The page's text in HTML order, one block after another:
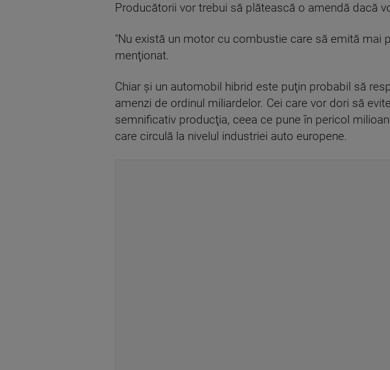
Producătorii vor trebui să plătească o amendă dacă
"Nu există un motor cu combustie care să emită mai
menţionat.
Chiar şi un automobil hibrid este puţin probabil să
amenzi de ordinul miliardelor. Cei care vor dori să
semnificativ producţia, ceea ce pune în pericol
care circulă la nivelul industriei auto europene.